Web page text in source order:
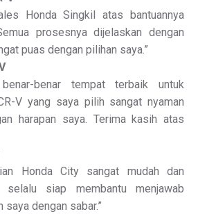
Honda Singkil atas bantuannya
prosesnya dijelaskan dengan
puas dengan pilihan saya.”
benar tempat terbaik untuk
V yang saya pilih sangat nyaman
harapan saya. Terima kasih atas
Honda City sangat mudah dan
selalu siap membantu menjawab
saya dengan sabar.”